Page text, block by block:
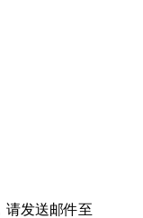
请发送邮件至